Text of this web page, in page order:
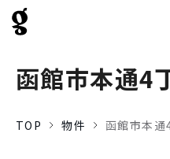
函館市本通4
TOP 物件 函館市本